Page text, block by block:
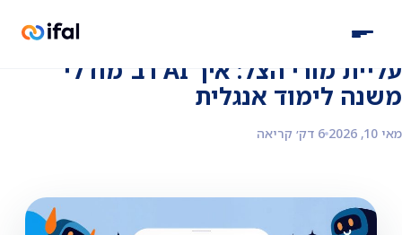
עליית מורי הצל: איך AI רב־מודלי
משנה לימוד אנגלית
מאי 10, 2026 6 דק׳ קריאה